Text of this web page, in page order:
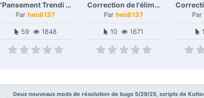
"Pansement Trendi et informations sur le code d'erreur 532", second fix ,"Vendez à nouveau sur Trendi", troisème fix "Organization Service Fix 2: Electric Boogaloo" , créés par Le Roi de Tout
Parheidi137
59 1848
Correction de l'élimination des relations [Précédemment PCGRMFix]. (Relations Sims qui pointent vers un Sim qui n'existe plus, abattage nocturne) - 06.4.2023 : Edition pour nouveau correctif
Parheidi137
10 1671
Par
1
Deux nouveaux mods de résolution de bugs 5/29/25, scripts de